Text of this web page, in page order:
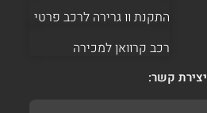
התקנת וו גרירה לרכב פרטי
רכב קרוואן למכירה
יצירת קשר: